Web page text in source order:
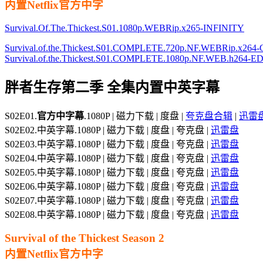
内置Netflix官方中字
Survival.Of.The.Thickest.S01.1080p.WEBRip.x265-INFINITY
Survival.of.the.Thickest.S01.COMPLETE.1080p.NF.WEB.h264-
胖者生存第二季 全集内置中英字幕
S02E01.官方中字幕.1080P | 磁力下载 | 度盘 | 夸克盘合辑 | 迅雷
S02E02.中英字幕.1080P | 磁力下载 | 度盘 | 夸克盘 | 迅雷盘
S02E03.中英字幕.1080P | 磁力下载 | 度盘 | 夸克盘 | 迅雷盘
S02E04.中英字幕.1080P | 磁力下载 | 度盘 | 夸克盘 | 迅雷盘
S02E05.中英字幕.1080P | 磁力下载 | 度盘 | 夸克盘 | 迅雷盘
S02E06.中英字幕.1080P | 磁力下载 | 度盘 | 夸克盘 | 迅雷盘
S02E07.中英字幕.1080P | 磁力下载 | 度盘 | 夸克盘 | 迅雷盘
S02E08.中英字幕.1080P | 磁力下载 | 度盘 | 夸克盘 | 迅雷盘
Survival of the Thickest Season 2
内置Netflix官方中字